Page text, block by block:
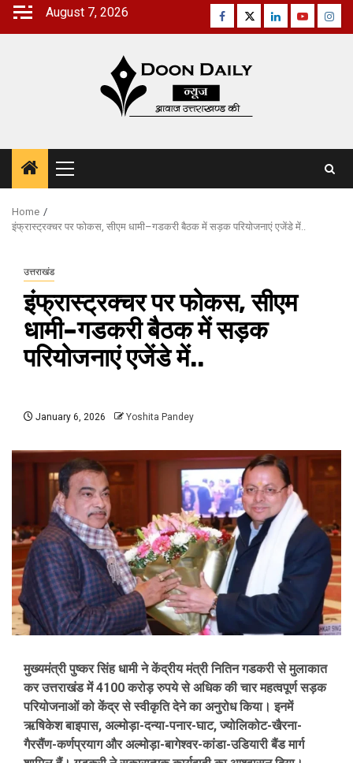
Skip
August 7, 2026 Facebook
TwitterLinkedinYoutube
Primary
Menu
Home
इंफ्रास्ट्रक्चर पर फोकस, सीएम धामी–गडकरी बैठक में सड़क परियोजनाएं एजेंडे में..
उत्तराखंड
इंफ्रास्ट्रक्चर पर फोकस, सीएम
धामी–गडकरी बैठक में सड़क
परियोजनाएं एजेंडे में..
January 6, 2026 Yoshita Pandey
मुख्यमंत्री पुष्कर सिंह धामी ने केंद्रीय मंत्री नितिन गडकरी से मुलाकात
कर उत्तराखंड में 4100 करोड़ रुपये से अधिक की चार महत्वपूर्ण सड़क
परियोजनाओं को केंद्र से स्वीकृति देने का अनुरोध किया। इनमें
ऋषिकेश बाइपास, अल्मोड़ा-दन्या-पनार-घाट, ज्योलिकोट-खैरना-
गैरसैंण-कर्णप्रयाग और अल्मोड़ा-बागेश्वर-कांडा-उडियारी बैंड मार्ग